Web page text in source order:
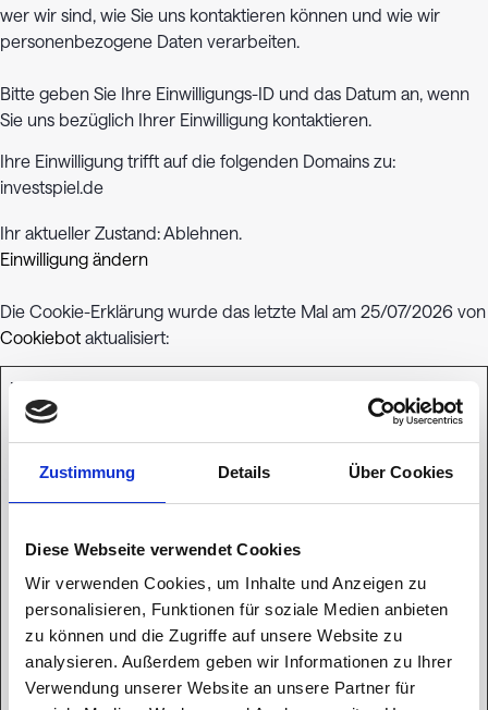
Zustimmung Details Über Cookies
Diese Webseite verwendet Cookies
Wir verwenden Cookies, um Inhalte und Anzeigen zu
personalisieren, Funktionen für soziale Medien anbieten
zu können und die Zugriffe auf unsere Website zu
analysieren. Außerdem geben wir Informationen zu Ihrer
Verwendung unserer Website an unsere Partner für
wer wir sind, wie Sie uns kontaktieren können und wie wir
personenbezogene Daten verarbeiten.
Bitte geben Sie Ihre Einwilligungs-ID und das Datum an, wenn
Sie uns bezüglich Ihrer Einwilligung kontaktieren.
Ihre Einwilligung trifft auf die folgenden Domains zu:
investspiel.de
Ihr aktueller Zustand: Ablehnen.
Einwilligung ändern
Die Cookie-Erklärung wurde das letzte Mal am 25/07/2026 von
Cookiebot aktualisiert:
Notwendig (2)
Notwendige Cookies helfen dabei, eine Webseite nutzbar zu
machen, indem sie Grundfunktionen wie Seitennavigation
und Zugriff auf sichere Bereiche der Webseite ermöglichen.
Die Webseite kann ohne diese Cookies nicht richtig
Maximale
cart
investspiel.d
e
Notwendig für die
Warenkorbfunktionalit
ät auf der Website.
g